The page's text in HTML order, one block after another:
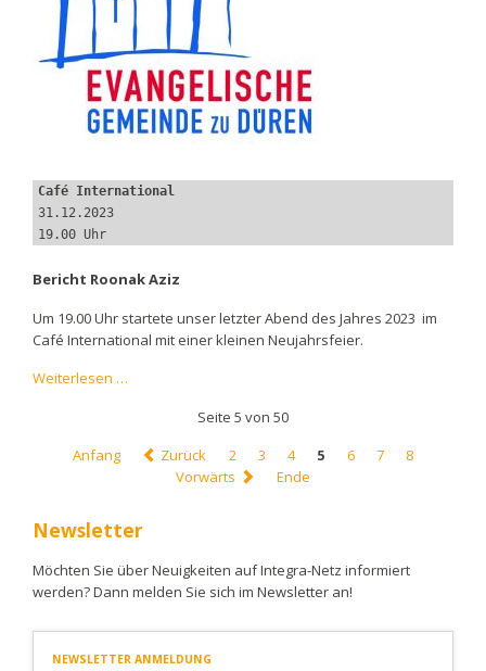
Café International
31.12.2023
19.00 Uhr
Bericht Roonak Aziz
Um 19.00 Uhr startete unser letzter Abend des Jahres 2023 im
Café International mit einer kleinen Neujahrsfeier.
Weiterlesen …IKSK
NEUE
Seite 5 von 50
Anfang
Zurück 2 3 4 5 6 7
8
Vorwärts
Ende
Newsletter
Möchten Sie über Neuigkeiten auf Integra-Netz informiert
werden? Dann melden Sie sich im Newsletter an!
NEWSLETTER ANMELDUNG